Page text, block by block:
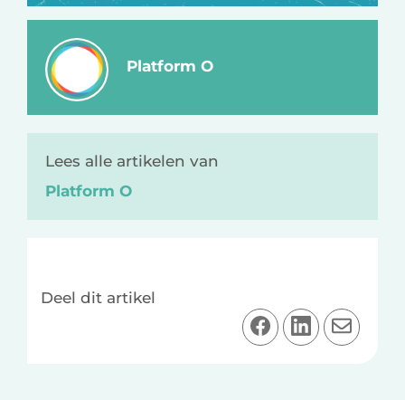
Platform O
Lees alle artikelen van
Platform O
Deel dit artikel
D
e
D
e
D
e